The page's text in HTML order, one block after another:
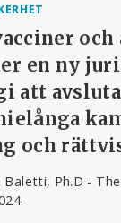
och
en ny
att
och
Baletti, Ph.D -